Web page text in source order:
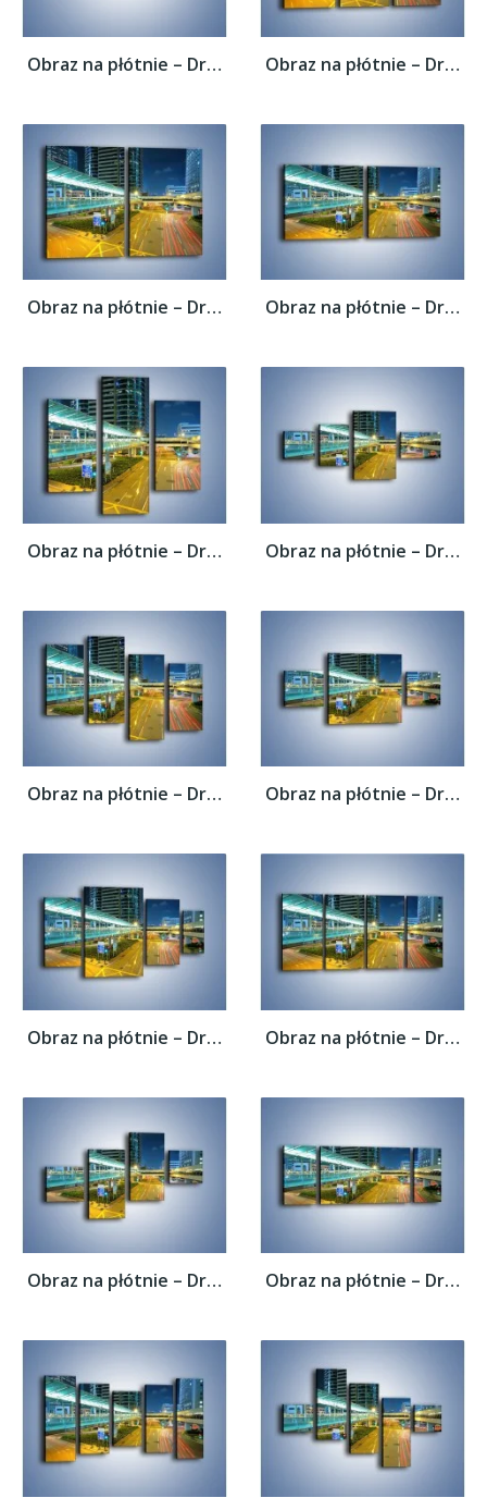
Obraz na płótnie – Droga na lotnisko w... Obraz na płótnie – Droga na lotnisko w...
Obraz na płótnie – Droga na lotnisko w... Obraz na płótnie – Droga na lotnisko w...
Obraz na płótnie – Droga na lotnisko w... Obraz na płótnie – Droga na lotnisko w...
Obraz na płótnie – Droga na lotnisko w... Obraz na płótnie – Droga na lotnisko w...
Obraz na płótnie – Droga na lotnisko w... Obraz na płótnie – Droga na lotnisko w...
Obraz na płótnie – Droga na lotnisko w... Obraz na płótnie – Droga na lotnisko w...